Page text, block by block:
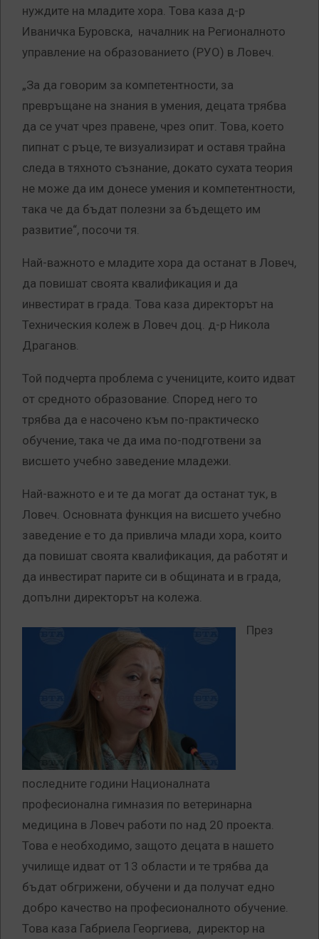
нуждите на младите хора. Това каза д-р
Иваничка Буровска, началник на Регионалното
управление на образованието (РУО) в Ловеч.
„За да говорим за компетентности, за
превръщане на знания в умения, децата трябва
да се учат чрез правене, чрез опит. Това, което
пипнат с ръце, те визуализират и оставя трайна
следа в тяхното съзнание, докато сухата теория
не може да им донесе умения и компетентности,
така че да бъдат полезни за бъдещето им
развитие“, посочи тя.
Най-важното е младите хора да останат в Ловеч,
да повишат своята квалификация и да
инвестират в града. Това каза директорът на
Техническия колеж в Ловеч доц. д-р Никола
Драганов.
Той подчерта проблема с учениците, които идват
от средното образование. Според него то
трябва да е насочено към по-практическо
обучение, така че да има по-подготвени за
висшето учебно заведение младежи.
Най-важното е и те да могат да останат тук, в
Ловеч. Основната функция на висшето учебно
заведение е то да привлича млади хора, които
да повишат своята квалификация, да работят и
да инвестират парите си в общината и в града,
допълни директорът на колежа.
През
последните години Националната
професионална гимназия по ветеринарна
медицина в Ловеч работи по над 20 проекта.
Това е необходимо, защото децата в нашето
училище идват от 13 области и те трябва да
бъдат обгрижени, обучени и да получат едно
добро качество на професионалното обучение.
Това каза Габриела Георгиева, директор на